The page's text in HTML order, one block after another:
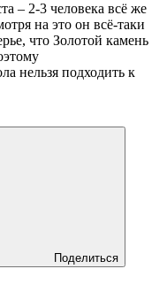
– 2-3 человека всё же
на это он всё-таки
что Золотой камень
нельзя подходить к
Поделиться